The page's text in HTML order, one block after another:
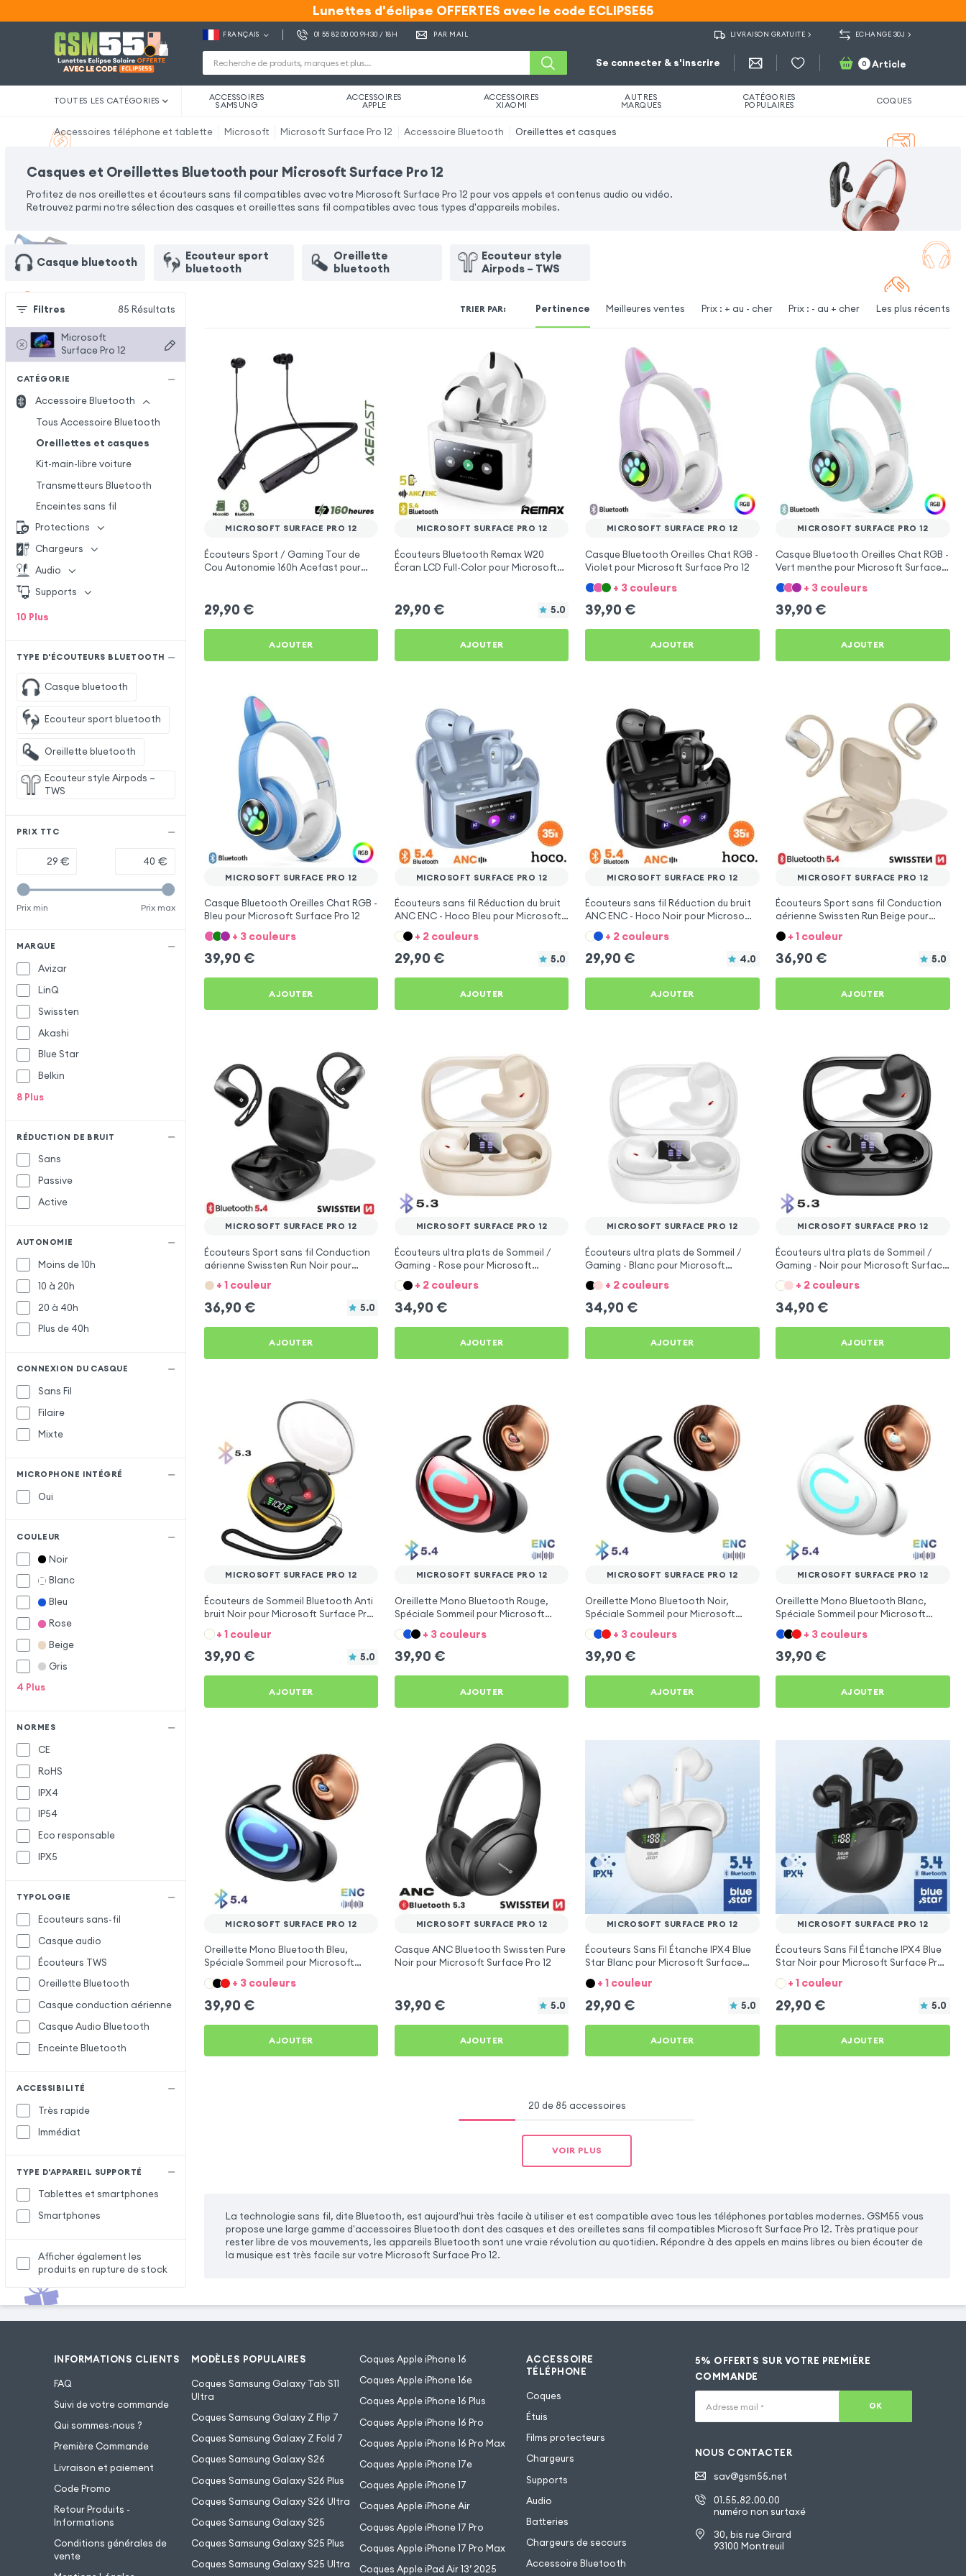
Lunettes d'éclipse OFFERTES avec le code ECLIPSE55
Lunettes d'éclipse OFFERTES avec le code ECLIPSE55
FRANÇAIS 01 55 82 00 00 9H30 / 18H PAR MAIL LIVRAISON GRATUITE ECHANGE 30J
Se connecter & s'inscrire 0 Article
TOUTES LES CATÉGORIES ACCESSOIRES
SAMSUNG
ACCESSOIRES
APPLE
ACCESSOIRES
XIAOMI
AUTRES
MARQUES
CATÉGORIES
POPULAIRES COQUES
Accessoires téléphone et tablette Microsoft Microsoft Surface Pro 12 Accessoire Bluetooth Oreillettes et casques
Casques et Oreillettes Bluetooth pour Microsoft Surface Pro 12
Profitez de nos oreillettes et écouteurs sans fil compatibles avec votre Microsoft Surface Pro 12 pour vos appels et contenus audio ou vidéo.
Retrouvez parmi notre sélection des casques et oreillettes sans fil compatibles avec tous types d'appareils mobiles.
Casque bluetooth
Ecouteur sport
bluetooth
Oreillette
bluetooth
Ecouteur style
Airpods – TWS
Filtres 85 Résultats
Microsoft
Surface Pro 12
CATÉGORIE
Accessoire Bluetooth
Tous Accessoire Bluetooth
Oreillettes et casques
Kit-main-libre voiture
Transmetteurs Bluetooth
Enceintes sans fil
Protections
Chargeurs
Audio
Supports
10 Plus
TYPE D'ÉCOUTEURS BLUETOOTH
Casque bluetooth
Ecouteur sport bluetooth
Oreillette bluetooth
Ecouteur style Airpods –
TWS
PRIX TTC
€ €
Prix min Prix max
MARQUE
Avizar
LinQ
Swissten
Akashi
Blue Star
Belkin
8 Plus
RÉDUCTION DE BRUIT
Sans
Passive
Active
AUTONOMIE
Moins de 10h
10 à 20h
20 à 40h
Plus de 40h
CONNEXION DU CASQUE
Sans Fil
Filaire
Mixte
MICROPHONE INTÉGRÉ
Oui
COULEUR
Noir
Blanc
Bleu
Rose
Beige
Gris
4 Plus
NORMES
CE
RoHS
IPX4
IP54
Eco responsable
IPX5
TYPOLOGIE
Ecouteurs sans-fil
Casque audio
Écouteurs TWS
Oreillette Bluetooth
Casque conduction aérienne
Casque Audio Bluetooth
Enceinte Bluetooth
ACCESSIBILITÉ
Très rapide
Immédiat
TYPE D'APPAREIL SUPPORTÉ
Tablettes et smartphones
Smartphones
Afficher également les
produits en rupture de stock
TRIER PAR: Pertinence Meilleures ventes Prix : + au - cher Prix : - au + cher Les plus récents
MICROSOFT SURFACE PRO 12
Écouteurs Sport / Gaming Tour de
Cou Autonomie 160h Acefast pour
29,90 €
AJOUTER
MICROSOFT SURFACE PRO 12
Écouteurs Bluetooth Remax W20
Écran LCD Full-Color pour Microsoft
29,90 € 5.0
AJOUTER
MICROSOFT SURFACE PRO 12
Casque Bluetooth Oreilles Chat RGB -
Violet pour Microsoft Surface Pro 12
+ 3 couleurs
39,90 €
AJOUTER
MICROSOFT SURFACE PRO 12
Casque Bluetooth Oreilles Chat RGB -
Vert menthe pour Microsoft Surface
Pro 12
+ 3 couleurs
39,90 €
AJOUTER
MICROSOFT SURFACE PRO 12
Casque Bluetooth Oreilles Chat RGB -
Bleu pour Microsoft Surface Pro 12
+ 3 couleurs
39,90 €
AJOUTER
MICROSOFT SURFACE PRO 12
Écouteurs sans fil Réduction du bruit
ANC ENC - Hoco Bleu pour Microsoft
Surface Pro 12
+ 2 couleurs
29,90 € 5.0
AJOUTER
MICROSOFT SURFACE PRO 12
Écouteurs sans fil Réduction du bruit
ANC ENC - Hoco Noir pour Microsoft
Surface Pro 12
+ 2 couleurs
29,90 € 4.0
AJOUTER
MICROSOFT SURFACE PRO 12
Écouteurs Sport sans fil Conduction
aérienne Swissten Run Beige pour
Microsoft Surface Pro 12
+ 1 couleur
36,90 € 5.0
AJOUTER
MICROSOFT SURFACE PRO 12
Écouteurs Sport sans fil Conduction
aérienne Swissten Run Noir pour
Microsoft Surface Pro 12
+ 1 couleur
36,90 € 5.0
AJOUTER
MICROSOFT SURFACE PRO 12
Écouteurs ultra plats de Sommeil /
Gaming - Rose pour Microsoft
Surface Pro 12
+ 2 couleurs
34,90 €
AJOUTER
MICROSOFT SURFACE PRO 12
Écouteurs ultra plats de Sommeil /
Gaming - Blanc pour Microsoft
Surface Pro 12
+ 2 couleurs
34,90 €
AJOUTER
MICROSOFT SURFACE PRO 12
Écouteurs ultra plats de Sommeil /
Gaming - Noir pour Microsoft Surface
Pro 12
+ 2 couleurs
34,90 €
AJOUTER
MICROSOFT SURFACE PRO 12
Écouteurs de Sommeil Bluetooth Anti
bruit Noir pour Microsoft Surface Pro
12
+ 1 couleur
39,90 € 5.0
AJOUTER
MICROSOFT SURFACE PRO 12
Oreillette Mono Bluetooth Rouge,
Spéciale Sommeil pour Microsoft
Surface Pro 12
+ 3 couleurs
39,90 €
AJOUTER
MICROSOFT SURFACE PRO 12
Oreillette Mono Bluetooth Noir,
Spéciale Sommeil pour Microsoft
Surface Pro 12
+ 3 couleurs
39,90 €
AJOUTER
MICROSOFT SURFACE PRO 12
Oreillette Mono Bluetooth Blanc,
Spéciale Sommeil pour Microsoft
Surface Pro 12
+ 3 couleurs
39,90 €
AJOUTER
MICROSOFT SURFACE PRO 12
Oreillette Mono Bluetooth Bleu,
Spéciale Sommeil pour Microsoft
Surface Pro 12
+ 3 couleurs
39,90 €
AJOUTER
MICROSOFT SURFACE PRO 12
Casque ANC Bluetooth Swissten Pure
Noir pour Microsoft Surface Pro 12
39,90 € 5.0
AJOUTER
MICROSOFT SURFACE PRO 12
Écouteurs Sans Fil Étanche IPX4 Blue
Star Blanc pour Microsoft Surface
Pro 12
+ 1 couleur
29,90 € 5.0
AJOUTER
MICROSOFT SURFACE PRO 12
Écouteurs Sans Fil Étanche IPX4 Blue
Star Noir pour Microsoft Surface Pro
12
+ 1 couleur
29,90 € 5.0
AJOUTER
20 de 85 accessoires
VOIR PLUS
La technologie sans fil, dite Bluetooth, est aujourd'hui très facile à utiliser et est compatible avec tous les téléphones portables modernes. GSM55 vous
propose une large gamme d'accessoires Bluetooth dont des casques et des oreilletes sans fil compatibles Microsoft Surface Pro 12. Très pratique pour
rester libre de vos mouvements, les appareils Bluetooth sont une vraie révolution au quotidien. Répondre à des appels en mains libres ou bien écouter de
la musique est très facile sur votre Microsoft Surface Pro 12.
INFORMATIONS CLIENTS
FAQ
Suivi de votre commande
Qui sommes-nous ?
Première Commande
Livraison et paiement
Code Promo
Retour Produits -
Informations
Conditions générales de
vente
MODÈLES POPULAIRES
Coques Samsung Galaxy Tab S11
Ultra
Coques Samsung Galaxy Z Flip 7
Coques Samsung Galaxy Z Fold 7
Coques Samsung Galaxy S26
Coques Samsung Galaxy S26 Plus
Coques Samsung Galaxy S26 Ultra
Coques Samsung Galaxy S25
Coques Samsung Galaxy S25 Plus
Coques Samsung Galaxy S25 Ultra
Coques Apple iPhone 16
Coques Apple iPhone 16e
Coques Apple iPhone 16 Plus
Coques Apple iPhone 16 Pro
Coques Apple iPhone 16 Pro Max
Coques Apple iPhone 17e
Coques Apple iPhone 17
Coques Apple iPhone Air
Coques Apple iPhone 17 Pro
Coques Apple iPhone 17 Pro Max
Coques Apple iPad Air 13’ 2025
ACCESSOIRE
TÉLÉPHONE
Coques
Étuis
Films protecteurs
Chargeurs
Supports
Audio
Batteries
Chargeurs de secours
Accessoire Bluetooth
5% OFFERTS SUR VOTRE PREMIÈRE
COMMANDE
Adresse mail * OK
NOUS CONTACTER
sav@gsm55.net
01.55.82.00.00
numéro non surtaxé
30, bis rue Girard
93100 Montreuil